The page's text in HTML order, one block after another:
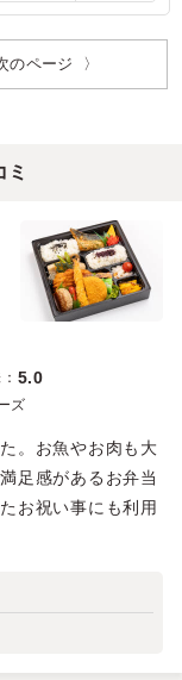
味もボリュー
類が多いの
ていただけまし
。
のページ 〉
ミ
： 5.0
ズ
。お魚やお肉も大
足感があるお弁当
お祝い事にも利用